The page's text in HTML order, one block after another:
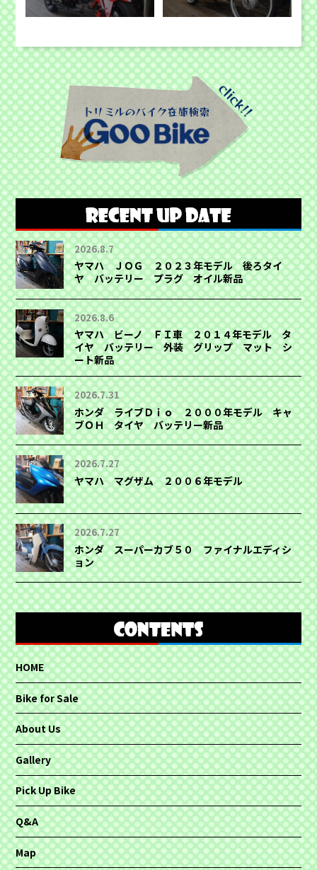
2026.8.7
ヤマハ ＪＯＧ ２０２３年モデル 後ろタイ
ヤ バッテリー プラグ オイル新品
2026.8.6
ヤマハ ビーノ ＦＩ車 ２０１４年モデル タ
イヤ バッテリー 外装 グリップ マット シ
ート新品
2026.7.31
ホンダ ライブＤｉｏ ２０００年モデル キャ
ブＯＨ タイヤ バッテリー新品
2026.7.27
ヤマハ マグザム ２００６年モデル
2026.7.27
ホンダ スーパーカブ５０ ファイナルエディシ
ョン
HOME
Bike for Sale
About Us
Gallery
Pick Up Bike
Q&A
Map